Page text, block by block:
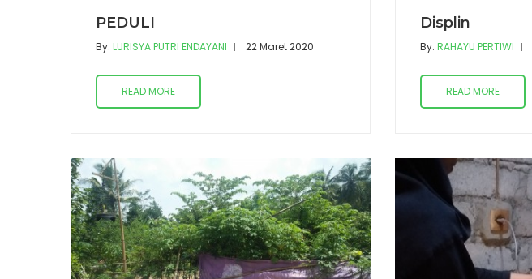
PEDULI
By: LURISYA PUTRI ENDAYANI 22 Maret 2020
READ MORE
Displin
By: RAHAYU PERTIWI
READ MORE